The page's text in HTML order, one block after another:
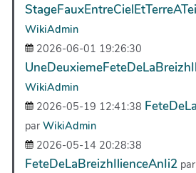
WikiAdmin
2026-06-01 19:26:30
WikiAdmin
2026-05-19 12:41:38
par WikiAdmin
2026-05-14 20:28:38
FeteDeLaBreizhIlienceAnIi2 par